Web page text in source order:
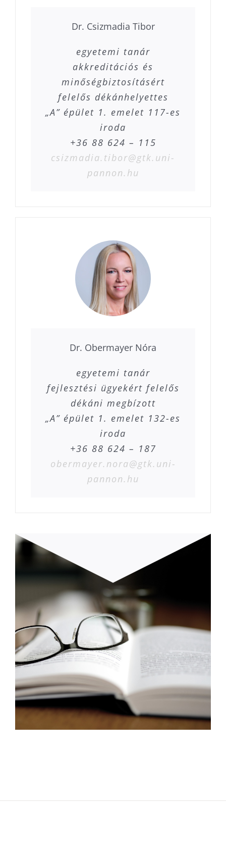
Dr. Csizmadia Tibor
egyetemi tanár
akkreditációs és
minőségbiztosításért
felelős dékánhelyettes
„A” épület 1. emelet 117-es
iroda
+36 88 624 – 115
csizmadia.tibor@gtk.uni-
pannon.hu
Dr. Obermayer Nóra
egyetemi tanár
fejlesztési ügyekért felelős
dékáni megbízott
„A” épület 1. emelet 132-es
iroda
+36 88 624 – 187
obermayer.nora@gtk.uni-
pannon.hu